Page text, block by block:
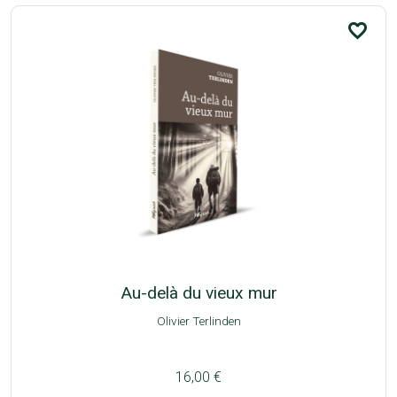
favorite_border
Au-delà du vieux mur
Olivier Terlinden
16,00 €